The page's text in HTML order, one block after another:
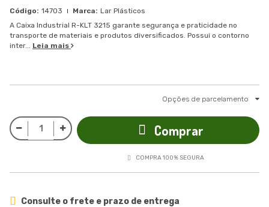
14703
Lar Plásticos
A Caixa Industrial R-KLT 3215 garante segurança e praticidade no
transporte de materiais e produtos diversificados. Possui o contorno
inter... Leia mais
Opções de parcelamento
Comprar
COMPRA 100% SEGURA
Consulte o frete e prazo de entrega